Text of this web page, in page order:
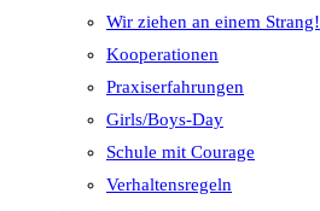
Wir ziehen an einem Strang!
Kooperationen
Praxiserfahrungen
Girls/Boys-Day
Schule mit Courage
Verhaltensregeln